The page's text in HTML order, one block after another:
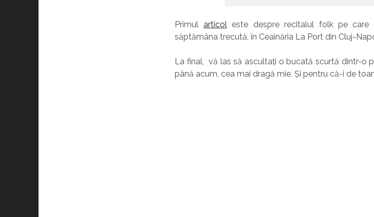
Primul articoleste despre recitalul folk pe care
săptămâna trecută, în Ceainăria La Port din Cluj-
La final, vă las să ascultați o bucată scurtă dintr-o
până acum, cea mai dragă mie. Și pentru că-i de